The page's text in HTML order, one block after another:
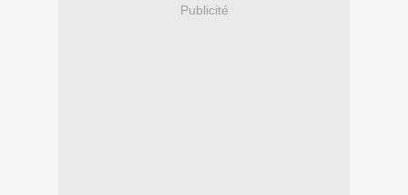
Publicité